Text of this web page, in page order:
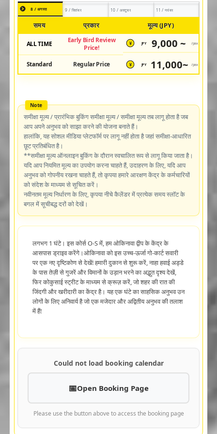
8 / अगस्त 9 / सितंबर 10 / अक्टूबर 11 / नवंबर
समय प्रकार मूल्य (JPY)
ALL TIME
Early Bird Review
Price!
¥ JPY 9,000 ~ /pax
Standard Regular Price ¥ JPY 11,000~ /pax
समीक्षा मूल्य / प्रारंभिक बुकिंग समीक्षा मूल्य / समीक्षा मूल्य तब लागू होता है जब
आप अपने अनुभव को साझा करने की योजना बनाते हैं।
हालांकि, यह सोशल मीडिया प्लेटफॉर्म पर लागू नहीं होता है जहां समीक्षा-आधारित
छूट प्रतिबंधित है।
**समीक्षा मूल्य ऑनलाइन बुकिंग के दौरान स्वचालित रूप से लागू किया जाता है।
यदि आप नियमित मूल्य का उपयोग करना चाहते हैं, उदाहरण के लिए, यदि आप
अनुभव को गोपनीय रखना चाहते हैं, तो कृपया हमारे आरक्षण केंद्र के कर्मचारियों
को संदेश के माध्यम से सूचित करें।
नवीनतम मूल्य निर्धारण के लिए, कृपया नीचे कैलेंडर में प्रत्येक समय स्लॉट के
बगल में सूचीबद्ध दरों को देखें।
लगभग 1 घंटे। इस कोर्स O-S में, हम ओकिनावा द्वीप के केंद्र के
आसपास ड्राइव करेंगे।ओकिनावा को इस उच्च-ऊर्जा गो-कार्ट सवारी
पर एक नए दृष्टिकोण से देखें! हमारी दुकान से शुरू करें, नाहा हवाई अड्डे
के पास तेज़ी से गुजरें और विमानों के उड़ान भरने का अद्भुत दृश्य देखें,
फिर कोकुसाई स्ट्रीट के माध्यम से क्रूज़ करें, जो शहर की रात की
जिंदगी और खरीदारी का केंद्र है। यह एक घंटे का साहसिक अनुभव उन
लोगों के लिए अनिवार्य है जो एक मजेदार और अद्वितीय अनुभव की तलाश
में हैं!
Could not load booking calendar
Open Booking Page
Please use the button above to access the booking page